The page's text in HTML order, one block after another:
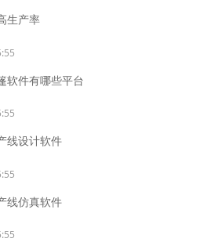
生产率
软件有哪些平台
线设计软件
线仿真软件